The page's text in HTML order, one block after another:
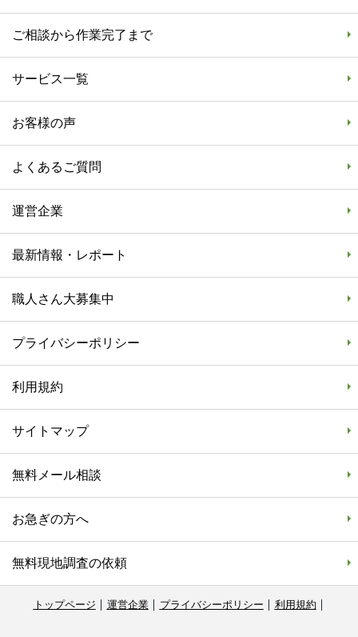
ご相談から作業完了まで
サービス一覧
お客様の声
よくあるご質問
運営企業
最新情報・レポート
職人さん大募集中
プライバシーポリシー
利用規約
サイトマップ
無料メール相談
お急ぎの方へ
無料現地調査の依頼
トップページ 運営企業 プライバシーポリシー 利用規約